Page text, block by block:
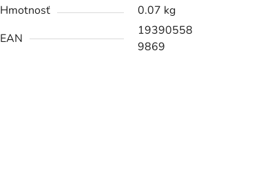
Hmotnosť
0.07 kg
EAN
19390558
9869